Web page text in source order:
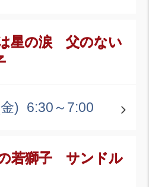
星の涙 父のない
) 6:30～7:00
若獅子 サンドル